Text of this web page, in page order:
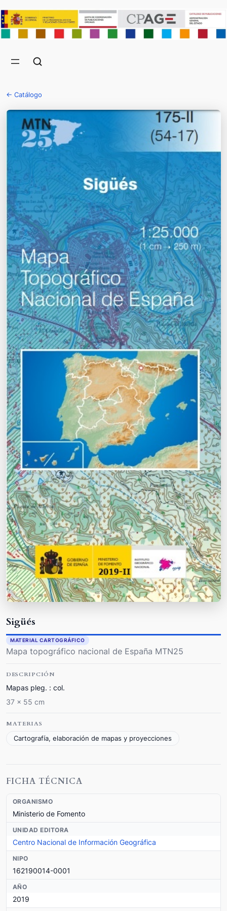
← Catálogo
Sigüés
MATERIAL CARTOGRÁFICO
Mapa topográfico nacional de España MTN25
DESCRIPCIÓN
Mapas pleg. : col.
37 x 55 cm
MATERIAS
Cartografía, elaboración de mapas y proyecciones
FICHA TÉCNICA
ORGANISMO
Ministerio de Fomento
UNIDAD EDITORA
Centro Nacional de Información Geográfica
NIPO
162190014-0001
AÑO
2019